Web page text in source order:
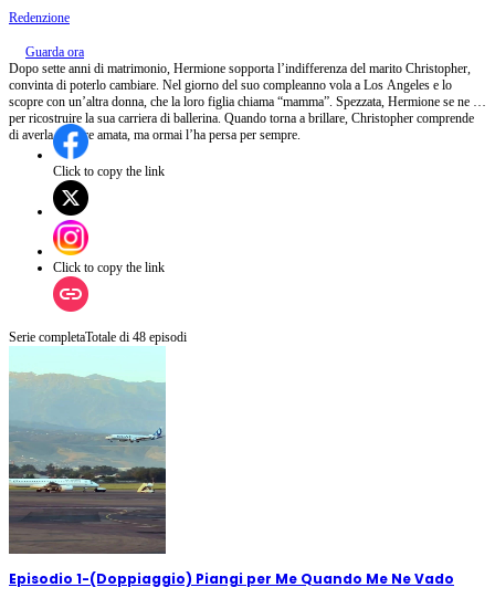
Redenzione
Guarda ora
Dopo sette anni di matrimonio, Hermione sopporta l’indifferenza del marito Christopher,
convinta di poterlo cambiare. Nel giorno del suo compleanno vola a Los Angeles e lo
scopre con un’altra donna, che la loro figlia chiama “mamma”. Spezzata, Hermione se ne va
per ricostruire la sua carriera di ballerina. Quando torna a brillare, Christopher comprende
di averla sempre amata, ma ormai l’ha persa per sempre.
Click to copy the link
Click to copy the link
Serie completaTotale di 48 episodi
Episodio 1-(Doppiaggio) Piangi per Me Quando Me Ne Vado